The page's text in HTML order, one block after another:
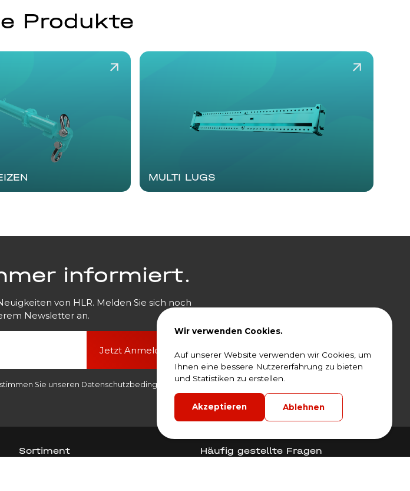
Wir verwenden Cookies.
Auf unserer Website verwenden wir Cookies, um
Ihnen eine bessere Nutzererfahrung zu bieten
und Statistiken zu erstellen.
Akzeptieren Ablehnen
Produkte
MULTI LUGS
informiert.
von HLR. Melden Sie sich noch
Newsletter an.
Jetzt Anmelden
Sie unseren Datenschutzbedingungen zu.
Sortiment Häufig gestellte Fragen